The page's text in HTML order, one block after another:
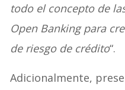
todo el concepto de
Open Banking para
de riesgo de crédito“.
Adicionalmente,